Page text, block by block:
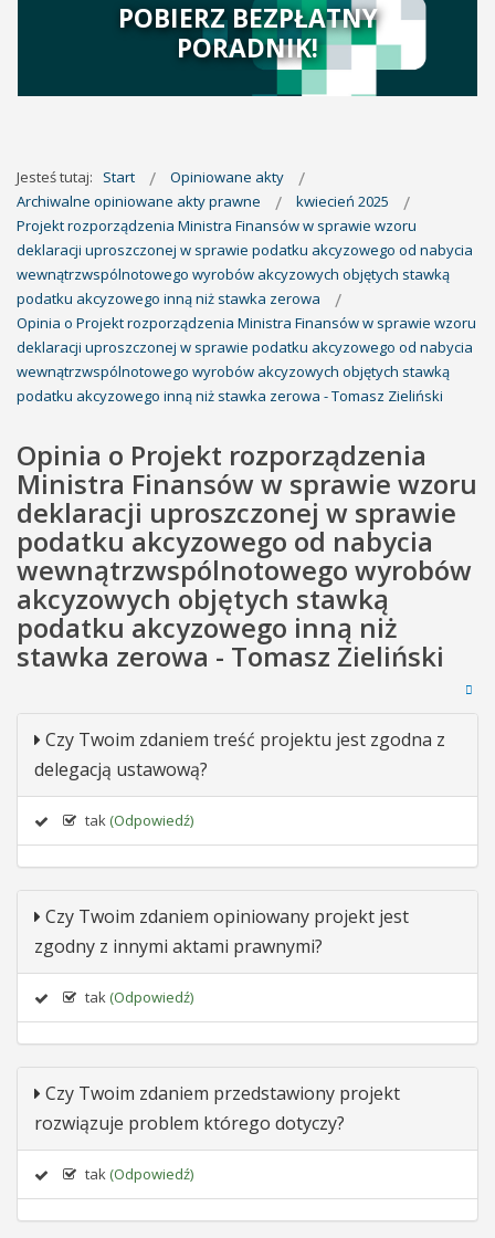
POBIERZ BEZPŁATNY
PORADNIK!
Jesteś tutaj: Start
Opiniowane akty
Archiwalne opiniowane akty prawne
kwiecień 2025
Projekt rozporządzenia Ministra Finansów w sprawie wzoru
deklaracji uproszczonej w sprawie podatku akcyzowego od nabycia
wewnątrzwspólnotowego wyrobów akcyzowych objętych stawką
podatku akcyzowego inną niż stawka zerowa
Opinia o Projekt rozporządzenia Ministra Finansów w sprawie wzoru
deklaracji uproszczonej w sprawie podatku akcyzowego od nabycia
wewnątrzwspólnotowego wyrobów akcyzowych objętych stawką
podatku akcyzowego inną niż stawka zerowa - Tomasz Zieliński
Opinia o Projekt rozporządzenia
Ministra Finansów w sprawie wzoru
deklaracji uproszczonej w sprawie
podatku akcyzowego od nabycia
wewnątrzwspólnotowego wyrobów
akcyzowych objętych stawką
podatku akcyzowego inną niż
stawka zerowa - Tomasz Zieliński
Czy Twoim zdaniem treść projektu jest zgodna z
delegacją ustawową?
tak (Odpowiedź)
Czy Twoim zdaniem opiniowany projekt jest
zgodny z innymi aktami prawnymi?
tak (Odpowiedź)
Czy Twoim zdaniem przedstawiony projekt
rozwiązuje problem którego dotyczy?
tak (Odpowiedź)